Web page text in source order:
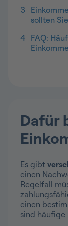
3
sollten
4 FAQ:
Dafür
Es gibt
einen
Regelfall
einen
sind häufige